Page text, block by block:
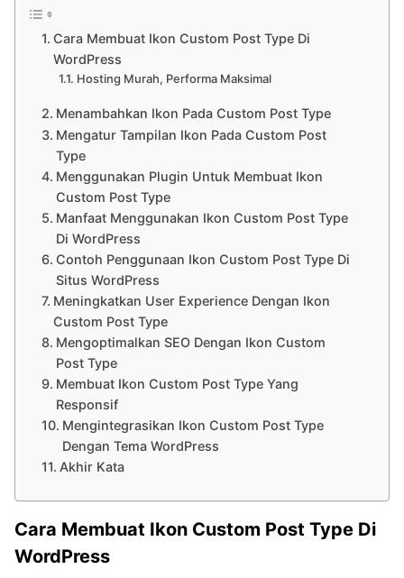
Cara Membuat Ikon Custom Post Type Di
WordPress
Hosting Murah, Performa Maksimal
Menambahkan Ikon Pada Custom Post Type
Mengatur Tampilan Ikon Pada Custom Post
Type
Menggunakan Plugin Untuk Membuat Ikon
Custom Post Type
Manfaat Menggunakan Ikon Custom Post Type
Di WordPress
Contoh Penggunaan Ikon Custom Post Type Di
Situs WordPress
Meningkatkan User Experience Dengan Ikon
Custom Post Type
Mengoptimalkan SEO Dengan Ikon Custom
Post Type
Membuat Ikon Custom Post Type Yang
Responsif
Mengintegrasikan Ikon Custom Post Type
Dengan Tema WordPress
Akhir Kata
Cara Membuat Ikon Custom Post Type Di
WordPress